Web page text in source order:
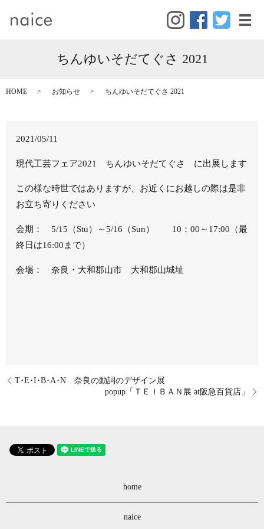
メ
ちんゆいそだてぐさ 2021
HOME お知らせ ちんゆいそだてぐさ 2021
2021/05/11
現代工芸フェア2021 ちんゆいそだてぐさ に出展します
この様な時世ではありますが、お近くにお越しの際は是非
お立ち寄りください
会期： 5/15（Stu）～5/16（Sun） 10：00～17:00（最
終日は16:00まで）
会場： 奈良・大和郡山市 大和郡山城址
T･E･I･B･A･N 奈良の動詞のデザイン展
popup「ＴＥＩＢＡＮ展 at阪急百貨店」
home
naice